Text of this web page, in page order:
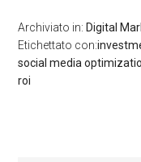
Archiviato in: Digital
Etichettato con:
social media
roi